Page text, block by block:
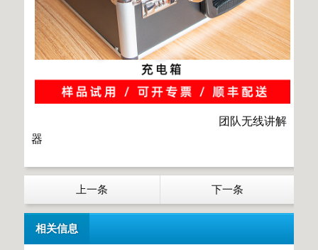
团队无线讲解
器
上一条 下一条
相关信息